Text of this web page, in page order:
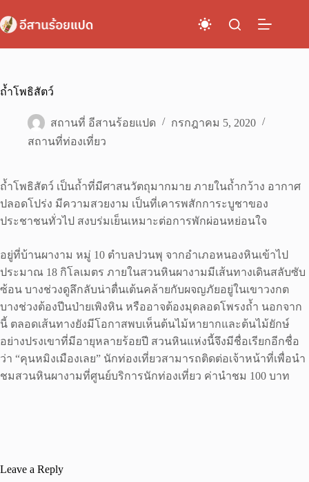
to
content
ถ้ำโพธิสัตว์
สถานที่ อีสานร้อยแปด
กรกฎาคม 5, 2020
สถานที่ท่องเที่ยว
ถ้ำโพธิสัตว์ เป็นถ้ำที่มีศาสนวัตถุมากมาย ภายในถ้ำกว้าง อากาศ
ปลอดโปร่ง มีความสวยงาม เป็นที่เคารพสักการะบูชาของ
ประชาชนทั่วไป สงบร่มเย็นเหมาะต่อการพักผ่อนหย่อนใจ
อยู่ที่บ้านผางาม หมู่ 10 ตำบลปวนพุ จากอำเภอหนองหินเข้าไป
ประมาณ 18 กิโลเมตร ภายในสวนหินผางามมีเส้นทางเดินสลับซับ
ซ้อน บางช่วงดูลึกลับน่าตื่นเต้นคล้ายกับผจญภัยอยู่ในเขาวงกต
บางช่วงต้องปีนป่ายเพิงหิน หรืออาจต้องมุดลอดโพรงถ้ำ นอกจาก
นี้ ตลอดเส้นทางยังมีโอกาสพบเห็นต้นไม้หายากและต้นไม้ยักษ์
อย่างปรงเขาที่มีอายุหลายร้อยปี สวนหินแห่งนี้จึงมีชื่อเรียกอีกชื่อ
ว่า “คุนหมิงเมืองเลย” นักท่องเที่ยวสามารถติดต่อเจ้าหน้าที่เพื่อนำ
ชมสวนหินผางามที่ศูนย์บริการนักท่องเที่ยว ค่านำชม 100 บาท
Leave a Reply